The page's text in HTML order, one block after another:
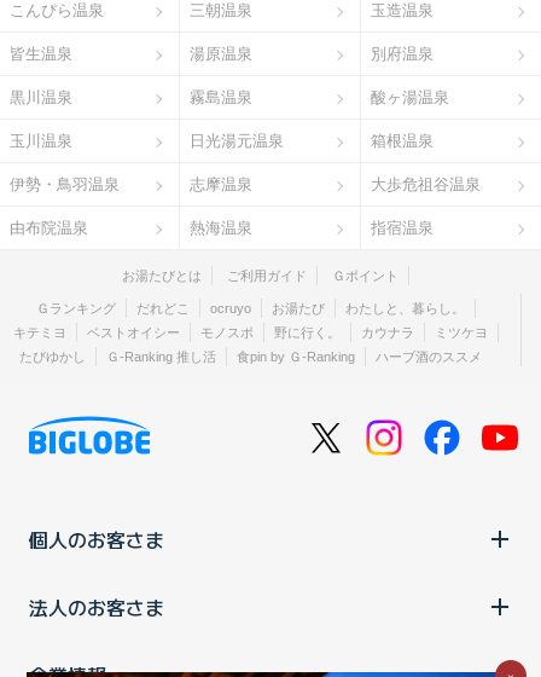
こんぴら温泉 三朝温泉 玉造温泉
皆生温泉 湯原温泉 別府温泉
黒川温泉 霧島温泉 酸ヶ湯温泉
玉川温泉 日光湯元温泉 箱根温泉
伊勢・鳥羽温泉 志摩温泉 大歩危祖谷温泉
由布院温泉 熱海温泉 指宿温泉
お湯たびとは ご利用ガイド Ｇポイント
Ｇランキング だれどこ ocruyo お湯たび
わたしと、暮らし。
キテミヨ
ベストオイシー モノスポ 野に行く。 カウナラ
ミツケヨ
たびゆかし
Ｇ-Ranking 推し活 食pin by Ｇ-Ranking ハーブ酒のススメ
個人のお客さま
法人のお客さま